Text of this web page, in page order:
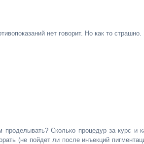
нет говорит. Но как то страшно.
Сколько процедур за курс и
(не пойдет ли после инъекций